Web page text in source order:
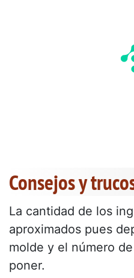
Consejos y
La cantidad de los
aproximados pues
molde y el número
poner.